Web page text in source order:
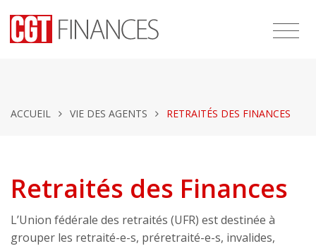
ACCUEIL VIE DES AGENTS RETRAITÉS DES FINANCES
Retraités des Finances
L’Union fédérale des retraités (UFR) est destinée à
grouper les retraité-e-s, préretraité-e-s, invalides,